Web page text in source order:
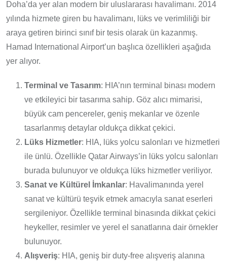
Doha’da yer alan modern bir uluslararası havalimanı. 2014
yılında hizmete giren bu havalimanı, lüks ve verimliliği bir
araya getiren birinci sınıf bir tesis olarak ün kazanmış.
Hamad International Airport’un başlıca özellikleri aşağıda
yer alıyor.
Terminal ve Tasarım: HIA’nın terminal binası modern
ve etkileyici bir tasarıma sahip. Göz alıcı mimarisi,
büyük cam pencereler, geniş mekanlar ve özenle
tasarlanmış detaylar oldukça dikkat çekici.
Lüks Hizmetler: HIA, lüks yolcu salonları ve hizmetleri
ile ünlü. Özellikle Qatar Airways’in lüks yolcu salonları
burada bulunuyor ve oldukça lüks hizmetler veriliyor.
Sanat ve Kültürel İmkanlar: Havalimanında yerel
sanat ve kültürü teşvik etmek amacıyla sanat eserleri
sergileniyor. Özellikle terminal binasında dikkat çekici
heykeller, resimler ve yerel el sanatlarına dair örnekler
bulunuyor.
Alışveriş: HIA, geniş bir duty-free alışveriş alanına